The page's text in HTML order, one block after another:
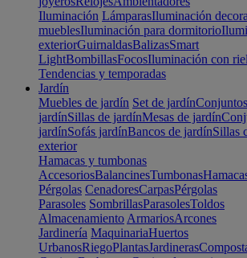
Iluminación LámparasIluminación
mueblesIluminación para dormitorio
exteriorGuirnaldasBalizasSmart
LightBombillasFocosIluminación con
Tendencias y temporadas
Jardín
Muebles de jardín Set de jardín
jardínSillas de jardínMesas de jardín
jardínSofás jardínBancos de jardínSillas
exterior
Hamacas y tumbonas
AccesoriosBalancinesTumbonas
Pérgolas CenadoresCarpasPérgolas
Parasoles SombrillasParasolesToldos
Almacenamiento ArmariosArcones
Jardinería MaquinariaHuertos
UrbanosRiegoPlantasJardineras